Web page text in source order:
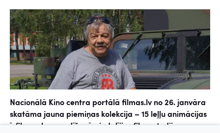
Nacionālā Kino centra portālā filmas.lv no 26. janvāra
skatāma jauna piemiņas kolekcija – 15 leļļu animācijas
īsfilmas, kuru radīšanā piedalījies filmu studijas